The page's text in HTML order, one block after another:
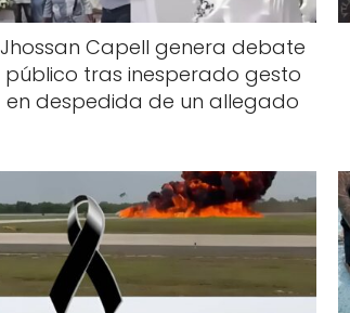
Jhossan Capell genera debate
público tras inesperado gesto
en despedida de un allegado